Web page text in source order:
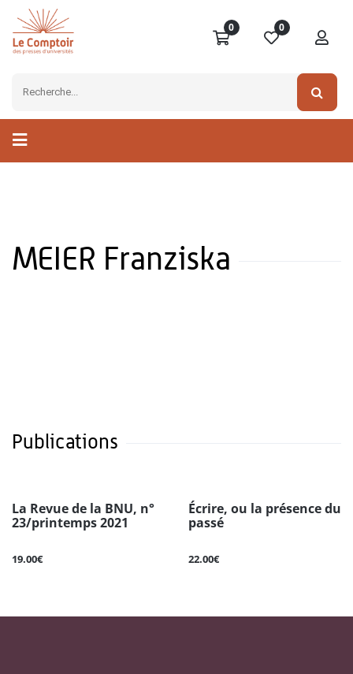
0 0
MEIER Franziska
Publications
La Revue de la BNU, n°
23/printemps 2021
19.00€
Écrire, ou la présence du
passé
22.00€